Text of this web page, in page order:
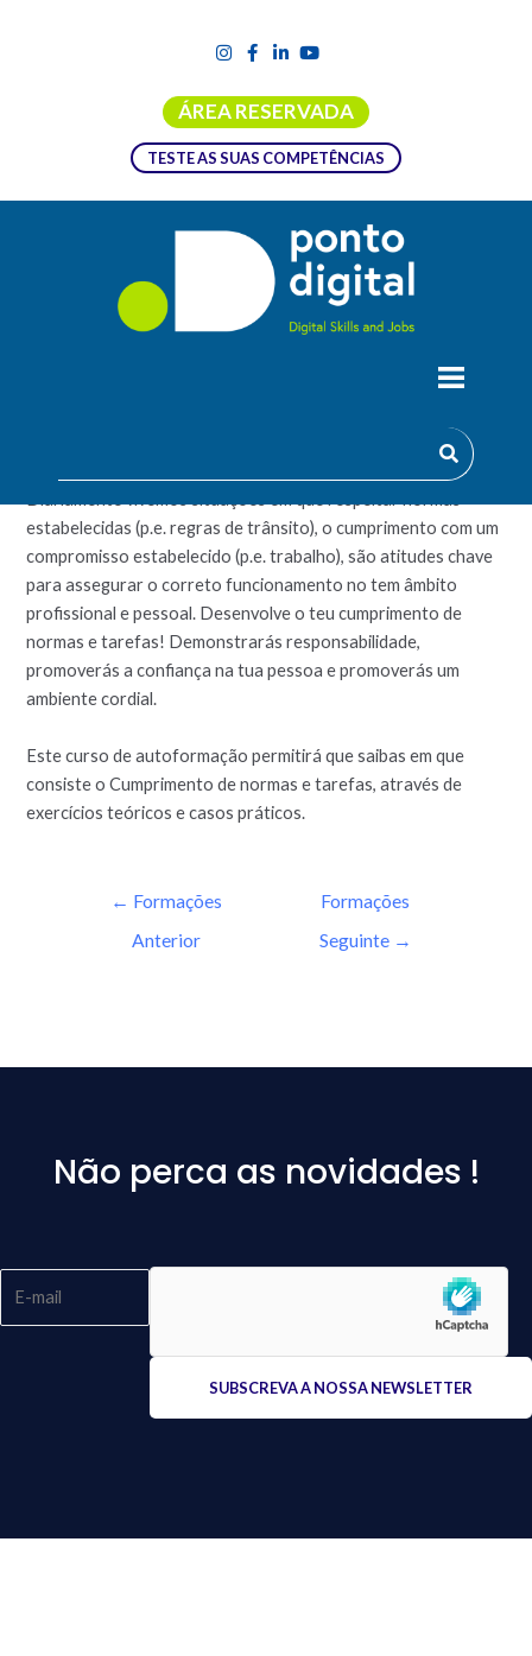
ÁREA RESERVADA
TESTE AS SUAS COMPETÊNCIAS
CUMPRIMENTO DE NORMAS E TAREFAS
Diariamente vivemos situações em que respeitar normas
estabelecidas (p.e. regras de trânsito), o cumprimento com um
compromisso estabelecido (p.e. trabalho), são atitudes chave
para assegurar o correto funcionamento no tem âmbito
profissional e pessoal. Desenvolve o teu cumprimento de
normas e tarefas! Demonstrarás responsabilidade,
promoverás a confiança na tua pessoa e promoverás um
ambiente cordial.
Este curso de autoformação permitirá que saibas em que
consiste o Cumprimento de normas e tarefas, através de
exercícios teóricos e casos práticos.
← Formações
Anterior
Formações
Seguinte →
Não perca as novidades !